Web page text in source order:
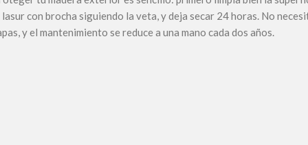
lasur con brocha siguiendo la veta, y deja secar 24 horas. No
y el mantenimiento se reduce a una mano cada dos años.